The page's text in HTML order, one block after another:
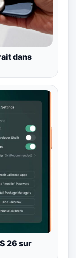
dans
26 sur